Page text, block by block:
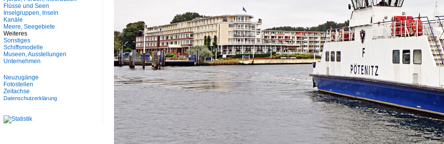
Flüsse und Seen
Inselgruppen, Inseln
Kanäle
Meere, Seegebiete
Weiteres
Sonstiges
Schiffsmodelle
Museen, Ausstellungen
Unternehmen
Neuzugänge
Fotostellen
Zeitachse
Datenschutzerklärung